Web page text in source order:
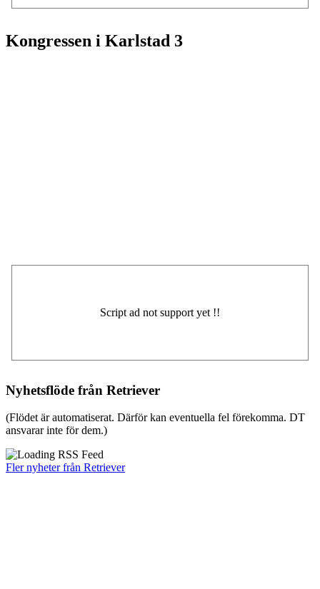
Kongressen i Karlstad 3
Nyhetsflöde från Retriever
(Flödet är automatiserat. Därför kan eventuella fel förekomma. DT
ansvarar inte för dem.)
Fler nyheter från Retriever